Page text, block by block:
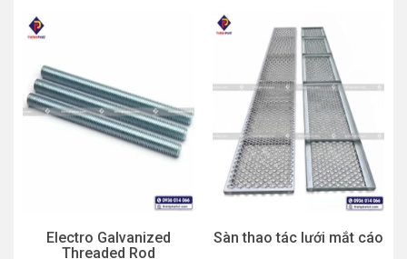
Electro Galvanized
Threaded Rod
Sàn thao tác lưới mắt cáo